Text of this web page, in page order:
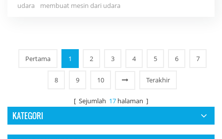
kaedah berfungsi paling baik dalam iklim tertentu. Para saintis
udara
membuat mesin dari udara
Pertama 1 2 3 4 5 6 7
8 9 10 Terakhir
[ Sejumlah 17 halaman ]
KATEGORI